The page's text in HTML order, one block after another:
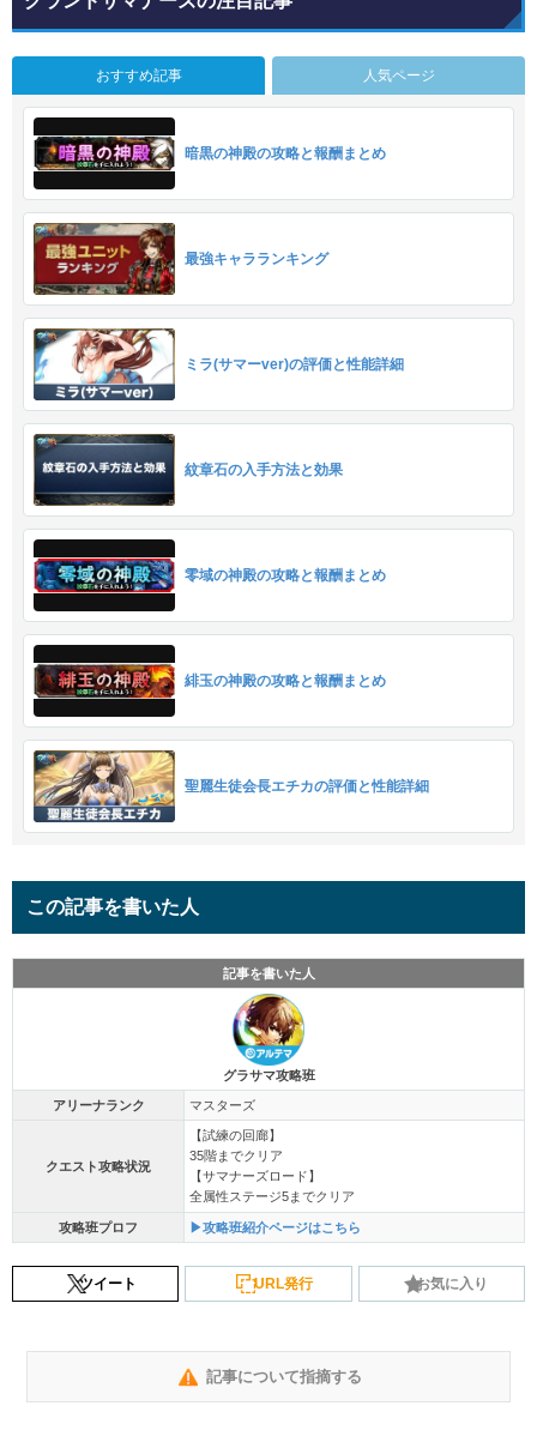
おすすめ記事 人気ページ
暗黒の神殿の攻略と報酬まとめ
最強キャラランキング
ミラ(サマーver)の評価と性能詳細
紋章石の入手方法と効果
零域の神殿の攻略と報酬まとめ
緋玉の神殿の攻略と報酬まとめ
聖麗生徒会長エチカの評価と性能詳細
この記事を書いた人
記事を書いた人
グラサマ攻略班
アリーナランク マスターズ
クエスト攻略状況
【試練の回廊】
35階までクリア
【サマナーズロード】
全属性ステージ5までクリア
攻略班プロフ ▶攻略班紹介ページはこちら
ツイート URL発行 お気に入り
記事について指摘する